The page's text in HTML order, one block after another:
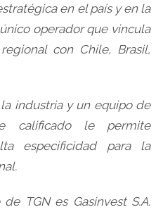
en el país y en la
operador que vincula
con Chile, Brasil,
industria y un equipo de
calificado le permite
especificidad para la
TGN es Gasinvest S.A.